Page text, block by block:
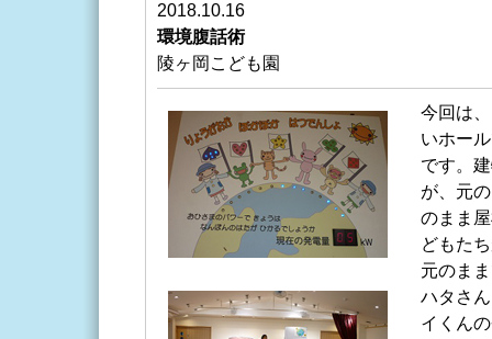
2018.10.16
環境腹話術
陵ヶ岡こども園
今回は
いホー
です。
が、元
のまま
どもた
元のま
ハタさ
イくん